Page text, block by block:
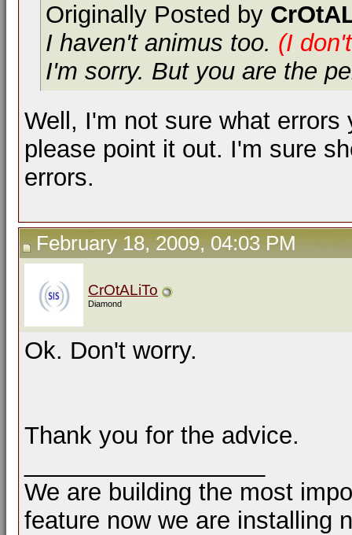
Originally Posted by
I haven't animus too. (I
I'm sorry. But you are the
Well, I'm not sure what
please point it out. I'm sure
errors.
February 18, 2009, 04:03 PM
CrOtALiTo
Diamond
Ok. Don't worry.
Thank you for the advice.
We are building the most
feature now we are installing